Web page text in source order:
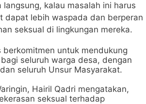
kalau masalah ini harus
dapat lebih waspada dan berperan
seksual di lingkungan mereka.
berkomitmen untuk mendukung
seluruh warga desa, dengan
seluruh Unsur Masyarakat.
Hairil Qadri mengatakan,
seksual terhadap